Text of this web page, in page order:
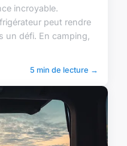
incroyable.
peut rendre
un défi. En camping,
5 min de lecture →